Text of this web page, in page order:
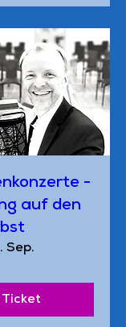
-
auf den
Sep.
Ticket